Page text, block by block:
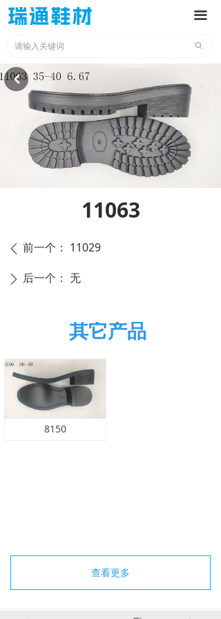
끀
ꄙ
11063
낒
ꄴ 前一个： 11029
ꄲ 后一个： 无
其它产品
查看更多
8150